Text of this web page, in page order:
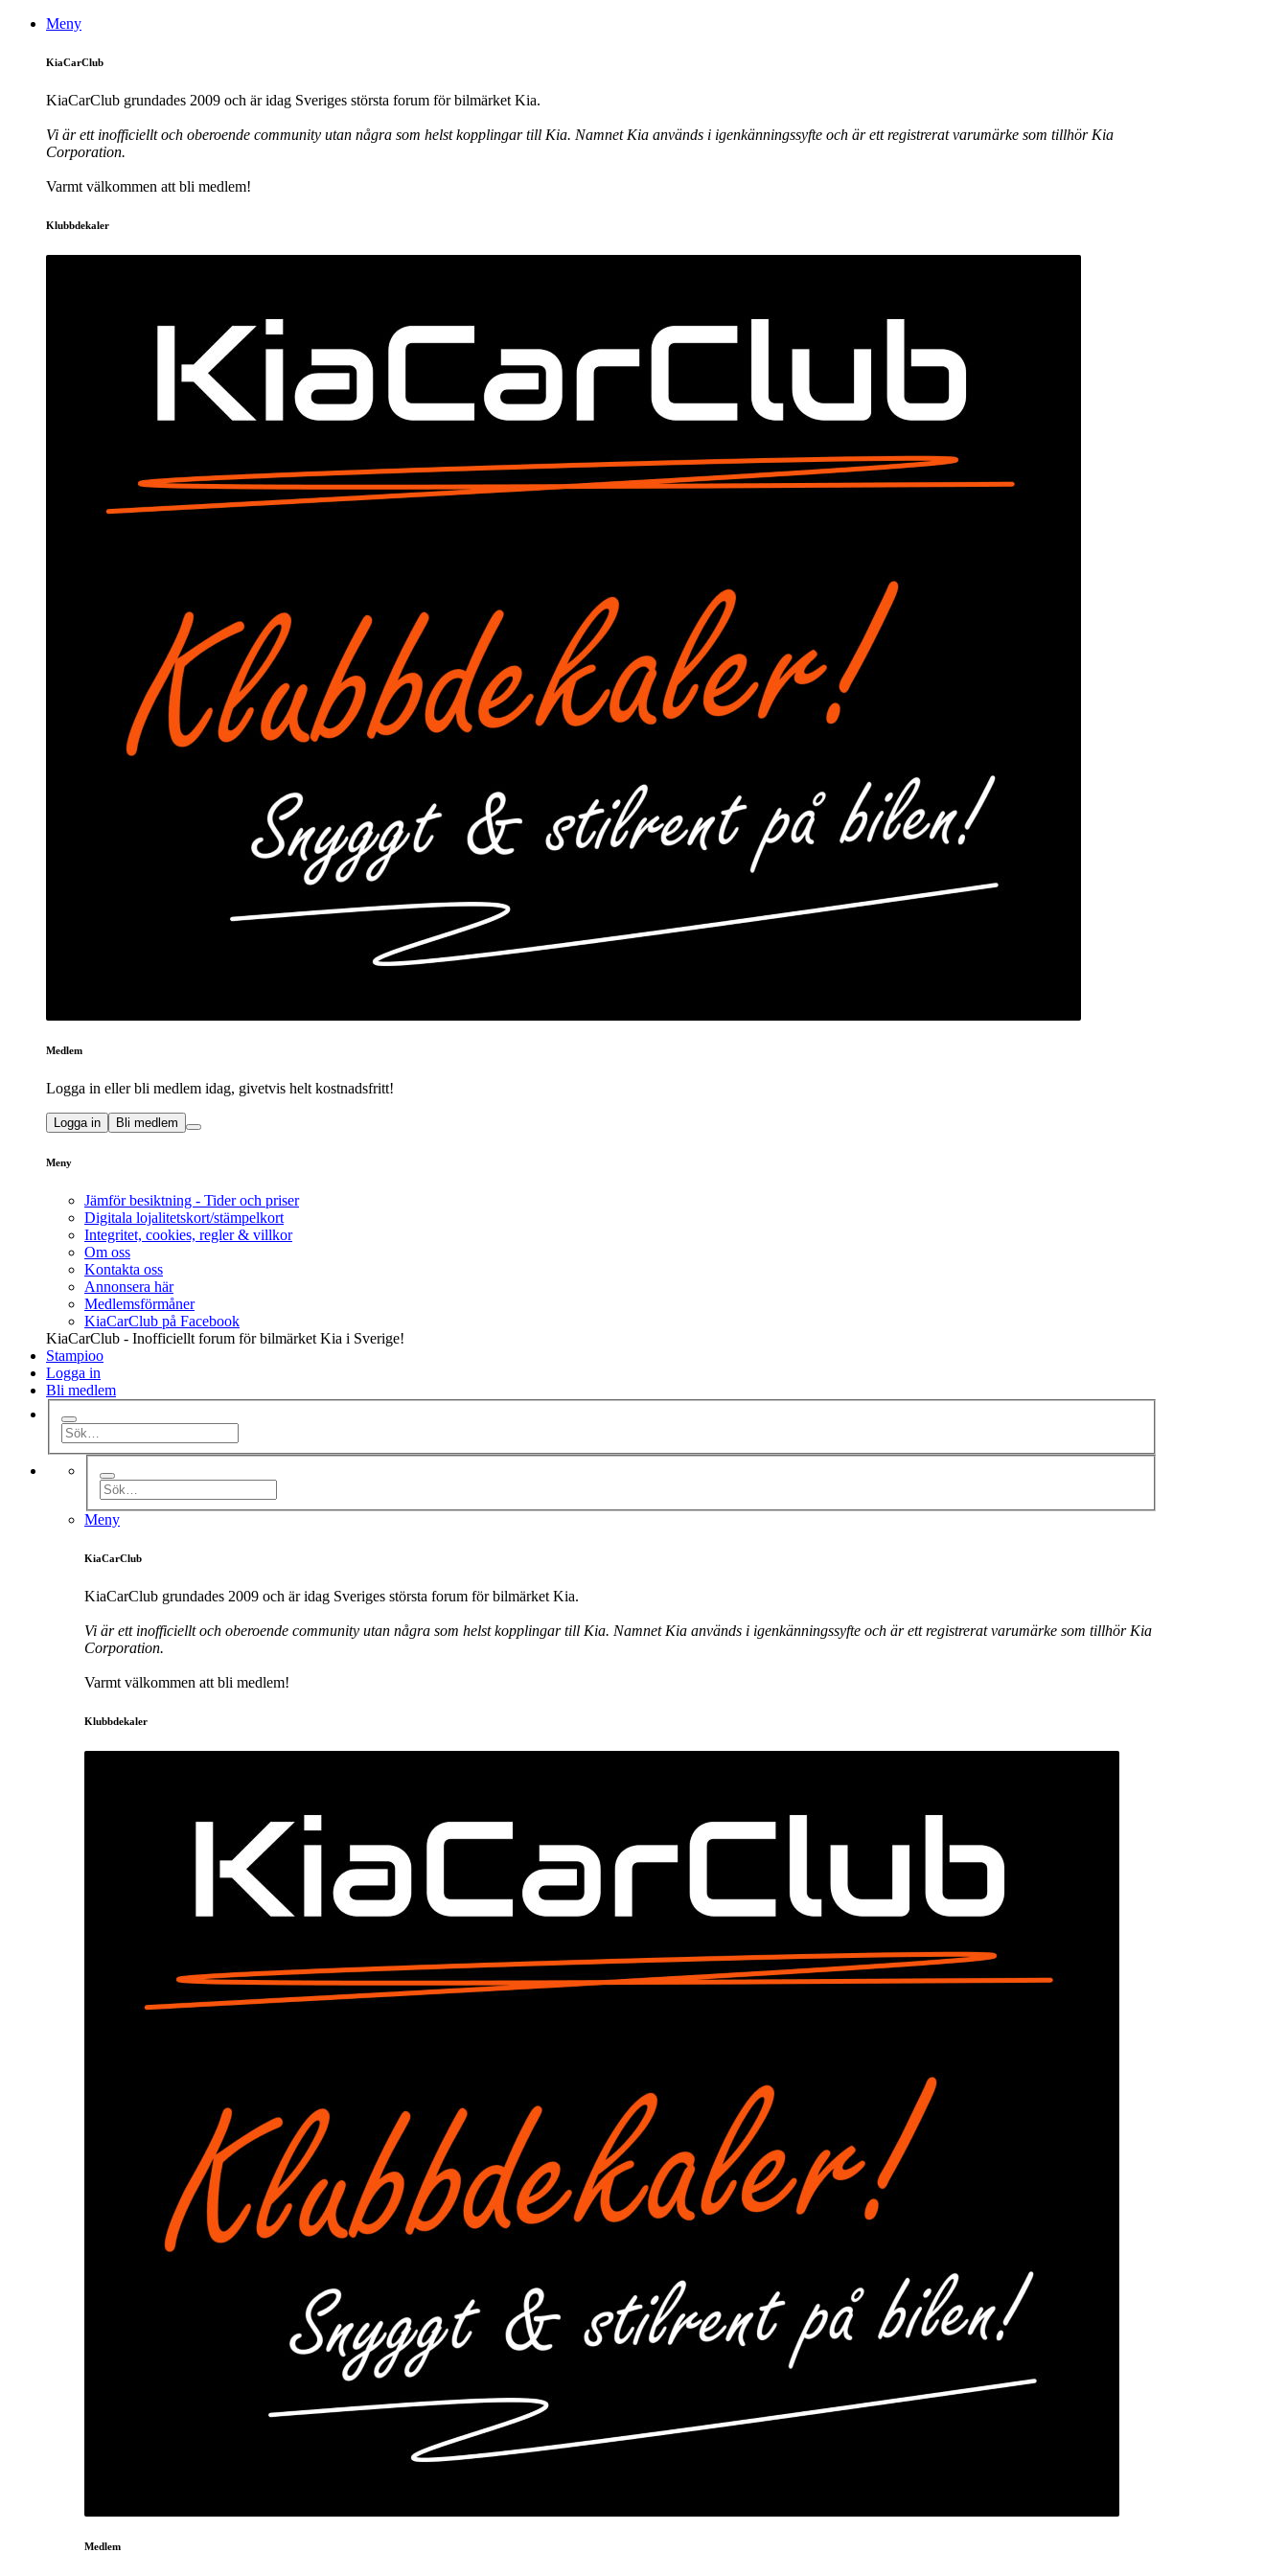
Meny
KiaCarClub
KiaCarClub grundades 2009 och är idag Sveriges största forum för bilmärket Kia.
Vi är ett inofficiellt och oberoende community utan några som helst kopplingar till Kia. Namnet Kia används i igenkänningssyfte och är ett registrerat varumärke som tillhör Kia
Corporation.
Varmt välkommen att bli medlem!
Klubbdekaler
Medlem
Logga in eller bli medlem idag, givetvis helt kostnadsfritt!
Logga in Bli medlem
Meny
Jämför besiktning - Tider och priser
Digitala lojalitetskort/stämpelkort
Integritet, cookies, regler & villkor
Om oss
Kontakta oss
Annonsera här
Medlemsförmåner
KiaCarClub på Facebook
KiaCarClub - Inofficiellt forum för bilmärket Kia i Sverige!
Stampioo
Logga in
Bli medlem
Meny
KiaCarClub
KiaCarClub grundades 2009 och är idag Sveriges största forum för bilmärket Kia.
Vi är ett inofficiellt och oberoende community utan några som helst kopplingar till Kia. Namnet Kia används i igenkänningssyfte och är ett registrerat varumärke som tillhör Kia
Corporation.
Varmt välkommen att bli medlem!
Klubbdekaler
Medlem